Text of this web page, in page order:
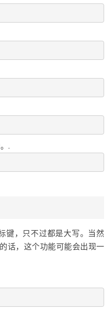
.
键，只不过都是大写。当然
话，这个功能可能会出现一